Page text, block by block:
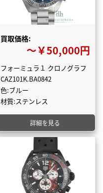
買取価格:
〜￥50,000円
フォーミュラ１ クロノグラフ
CAZ101K.BA0842
色:ブルー
材質:ステンレス
詳細を見る